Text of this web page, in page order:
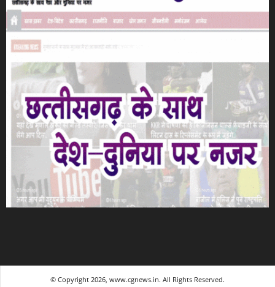
© Copyright 2026, www.cgnews.in. All Rights Reserved.